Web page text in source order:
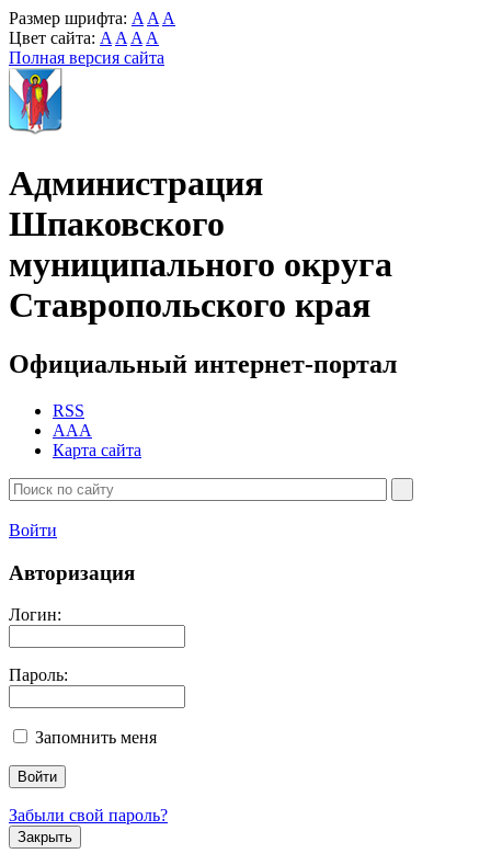
Размер шрифта: A A A
Цвет сайта: A A A A
Полная версия сайта
Администрация
Шпаковского
муниципального округа
Ставропольского края
Официальный интернет-портал
RSS
AAA
Карта сайта
Войти
Авторизация
Логин:
Пароль:
Запомнить меня
Забыли свой пароль?
Закрыть